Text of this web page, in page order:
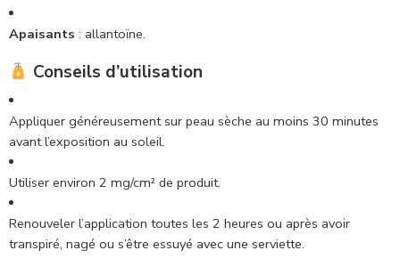
Apaisants : allantoïne.
Conseils d’utilisation
Appliquer généreusement sur peau sèche au moins 30 minutes
avant l’exposition au soleil.
Utiliser environ 2 mg/cm² de produit.
Renouveler l’application toutes les 2 heures ou après avoir
transpiré, nagé ou s’être essuyé avec une serviette.